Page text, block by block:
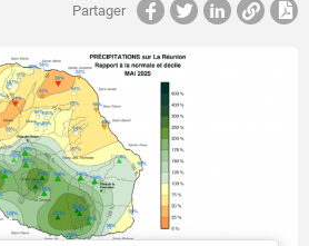
Articles
Partager